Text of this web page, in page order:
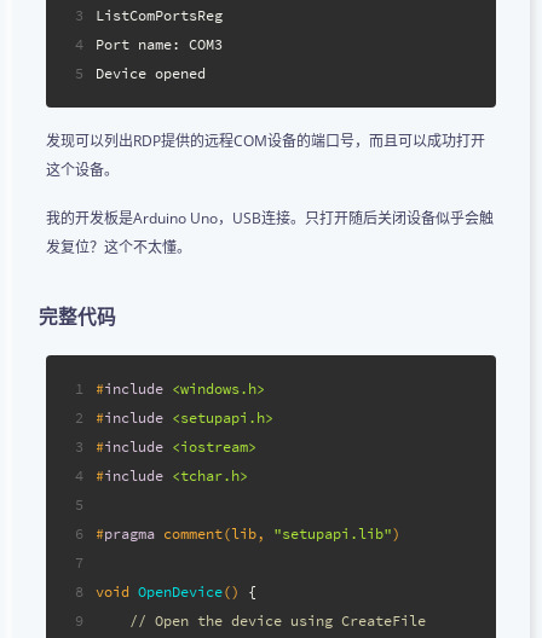
3
4
5
ListComPortsReg
Port name: COM3
Device opened
发现可以列出RDP提供的远程COM设备的端口号，而且可以成功打开
这个设备。
我的开发板是Arduino Uno，USB连接。只打开随后关闭设备似乎会触
发复位？这个不太懂。
完整代码
1
2
3
4
5
6
7
8
9
#include <windows.h>
#include <setupapi.h>
#include <iostream>
#include <tchar.h>
#pragma comment(lib, "setupapi.lib")
void OpenDevice()
{
// Open the device using CreateFile